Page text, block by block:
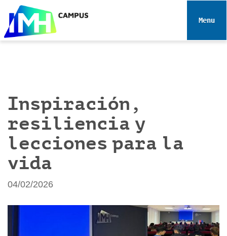
e
Toggle
Inspiración,
resiliencia y
lecciones para la
vida
04/02/2026